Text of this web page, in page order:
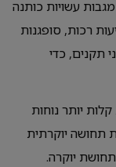
עשויות כותנה
רכות, סופגנות
תקנים, כדי
יותר נוחות
תחושה יוקרתית
יוקרה.